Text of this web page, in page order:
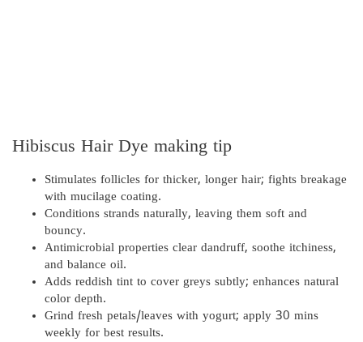
Hibiscus Hair Dye making tip
Stimulates follicles for thicker, longer hair; fights breakage
with mucilage coating.
Conditions strands naturally, leaving them soft and
bouncy.
Antimicrobial properties clear dandruff, soothe itchiness,
and balance oil.
Adds reddish tint to cover greys subtly; enhances natural
color depth.
​Grind fresh petals/leaves with yogurt; apply 30 mins
weekly for best results.